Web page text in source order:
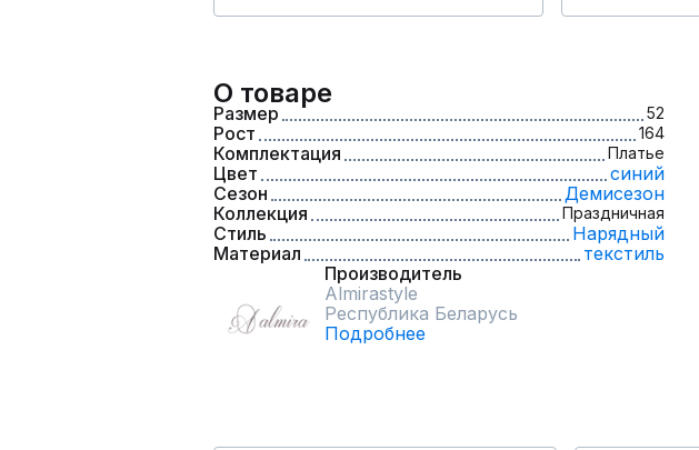
О товаре
Размер 52
Рост 164
Комплектация Платье
Цвет
синий
Сезон
Демисезон
Коллекция
Праздничная
Стиль
Нарядный
Материал
текстиль
Производитель
Almirastyle
Республика Беларусь
Подробнее